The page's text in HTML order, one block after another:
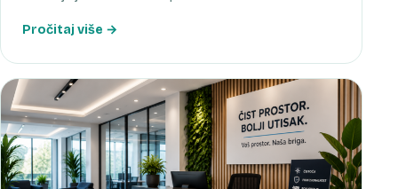
Pročitaj više →